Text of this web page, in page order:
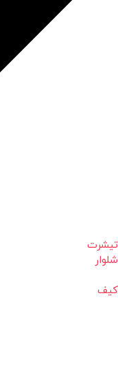
تیشرت
شلوار
کیف